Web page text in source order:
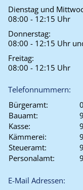
Dienstag und
08:00 - 12:15 Uhr
Donnerstag:
08:00 - 12:15 Uhr
Freitag:
08:00 - 12:15 Uhr
Telefonnummern:
Bürgeramt:
Bauamt:
Kasse:
Kämmerei:
Steueramt:
Personalamt:
E-Mail Adressen: